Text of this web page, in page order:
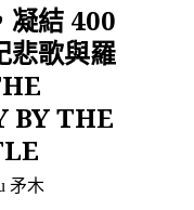
凝結 400
悲歌與羅
BY THE
矛木